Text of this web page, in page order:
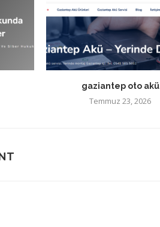
gaziantep oto akü
Temmuz 23, 2026